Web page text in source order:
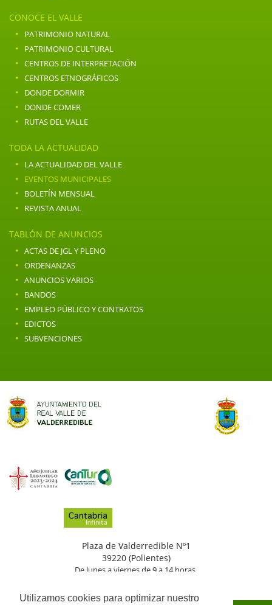
Utilizamos cookies para optimizar nuestro
CONOCE EL VALLE
· PATRIMONIO NATURAL
· PATRIMONIO CULTURAL
· CENTROS DE INTERPRETACIÓN
· CENTROS ETNOGRÁFICOS
· DONDE DORMIR
· DONDE COMER
· RUTAS DEL VALLE
TODA LA ACTUALIDAD
· LA ACTUALIDAD DEL VALLE
· EVENTOS MUNICIPALES
· BOLETÍN MENSUAL
· REVISTA ANUAL
TABLÓN DE ANUNCIOS
· ACTAS DE JGL Y PLENO
· ORDENANZAS
· ANUNCIOS VARIOS
· BANDOS
· EMPLEO PÚBLICO Y CONTRATOS
· EDICTOS
· SUBVENCIONES
Plaza de Valderredible Nº1
39220 (Polientes)
De lunes a viernes de 9 a 14 horas.